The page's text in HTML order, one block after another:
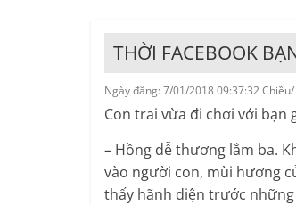
THỜI FACEBOOK
Ngày đăng: 7/01/2018 09:37:32 Chiều/
Con trai vừa đi chơi với bạn
– Hồng dễ thương lắm ba.
vào người con, mùi hương
thấy hãnh diện trước